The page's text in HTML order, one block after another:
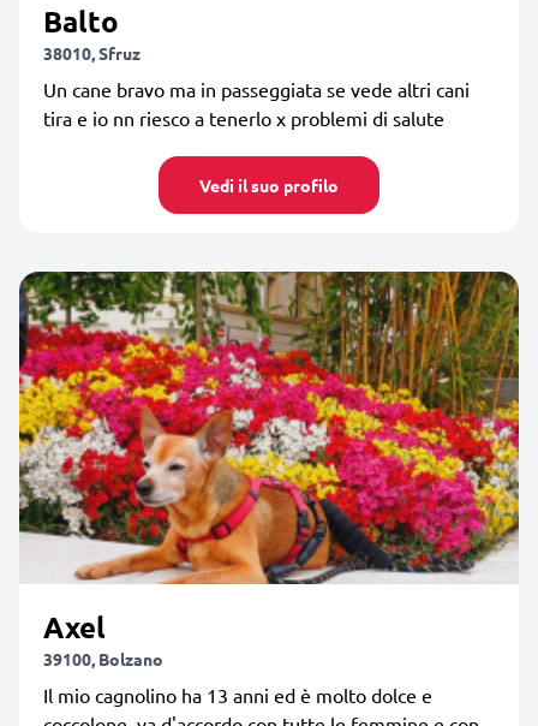
Balto
38010, Sfruz
Un cane bravo ma in passeggiata se vede altri cani
tira e io nn riesco a tenerlo x problemi di salute
Vedi il suo profilo
Axel
39100, Bolzano
Il mio cagnolino ha 13 anni ed è molto dolce e